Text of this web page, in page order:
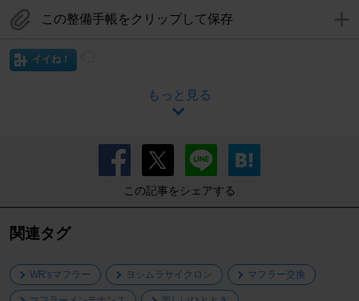
この整備手帳をクリップして保存
イイね！
もっと見る
この記事をシェアする
関連タグ
WR'sマフラー ヨシムラサイクロン マフラー交換